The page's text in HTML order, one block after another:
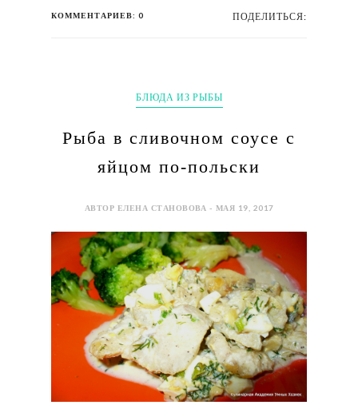
КОММЕНТАРИЕВ: 0 ПОДЕЛИТЬСЯ:
БЛЮДА ИЗ РЫБЫ
Рыба в сливочном соусе с
яйцом по-польски
АВТОР ЕЛЕНА СТАНОВОВА - МАЯ 19, 2017